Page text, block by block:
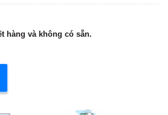
hàng và không có sẵn.